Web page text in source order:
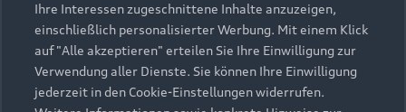
Ihre Interessen zugeschnittene Inhalte anzuzeigen,
einschließlich personalisierter Werbung. Mit einem Klick
auf "Alle akzeptieren" erteilen Sie Ihre Einwilligung zur
Verwendung aller Dienste. Sie können Ihre Einwilligung
jederzeit in den Cookie-Einstellungen widerrufen.